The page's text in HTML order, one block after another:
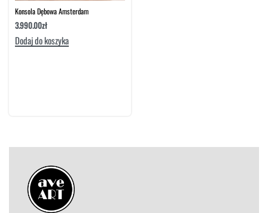
Konsola Dębowa Amsterdam
3.990.00zł
Dodaj do koszyka